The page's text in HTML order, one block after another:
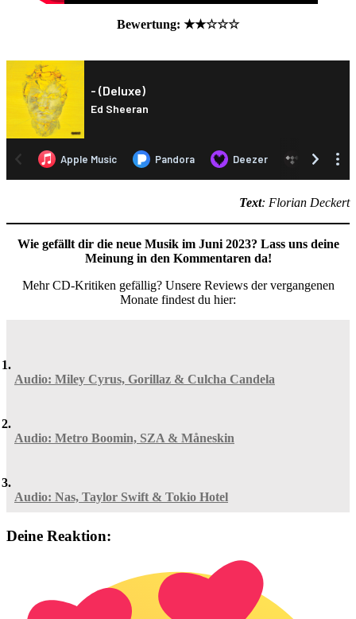
Bewertung: ★★☆☆☆
Text: Florian Deckert
Wie gefällt dir die neue Musik im Juni 2023? Lass uns deine
Meinung in den Kommentaren da!
Mehr CD-Kritiken gefällig? Unsere Reviews der vergangenen
Monate findest du hier:
Audio: Miley Cyrus, Gorillaz & Culcha Candela
Audio: Metro Boomin, SZA & Måneskin
Audio: Nas, Taylor Swift & Tokio Hotel
Deine Reaktion: